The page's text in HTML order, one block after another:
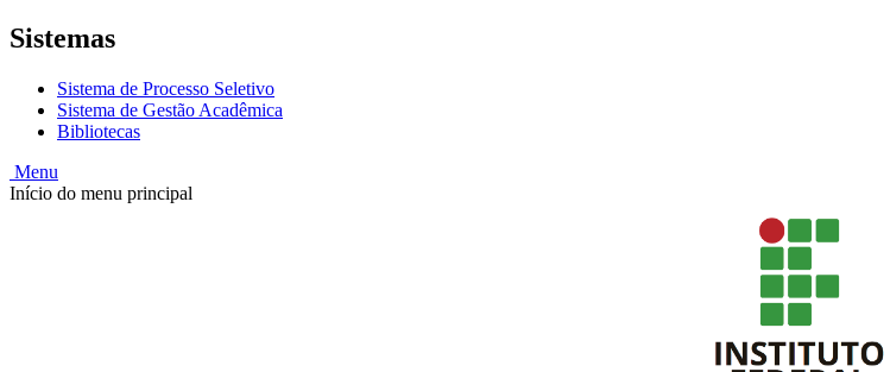
Sistemas
Sistema de Processo Seletivo
Sistema de Gestão Acadêmica
Bibliotecas
Menu
Início do menu principal